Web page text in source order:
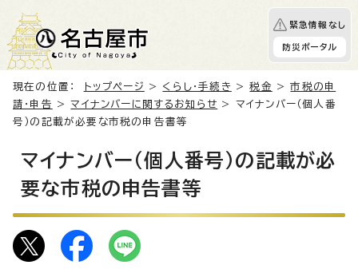
緊急情報なし
防災ポータル
現在の位置： トップページ > くらし・手続き >税金 >市税の申
請・申告
>マイナンバーに関するお知らせ > マイナンバー（個人番
号）の記載が必要な市税の申告書等
マイナンバー（個人番号）の記載が必
要な市税の申告書等